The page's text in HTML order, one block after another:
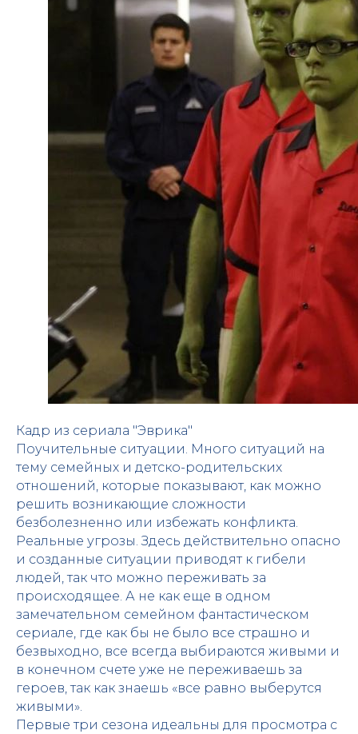
Кадр из сериала "Эврика"
Поучительные ситуации. Много ситуаций на
тему семейных и детско-родительских
отношений, которые показывают, как можно
решить возникающие сложности
безболезненно или избежать конфликта.
Реальные угрозы. Здесь действительно опасно
и созданные ситуации приводят к гибели
людей, так что можно переживать за
происходящее. А не как еще в одном
замечательном семейном фантастическом
сериале, где как бы не было все страшно и
безвыходно, все всегда выбираются живыми и
в конечном счете уже не переживаешь за
героев, так как знаешь «все равно выберутся
живыми».
Первые три сезона идеальны для просмотра с